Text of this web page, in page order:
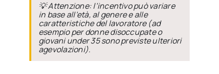
💡Attenzione:l’incentivo può variare
in base all’età, al genere e alle
caratteristiche del lavoratore (ad
esempio per donne disoccupate o
giovani under 35 sono previste ulteriori
agevolazioni).